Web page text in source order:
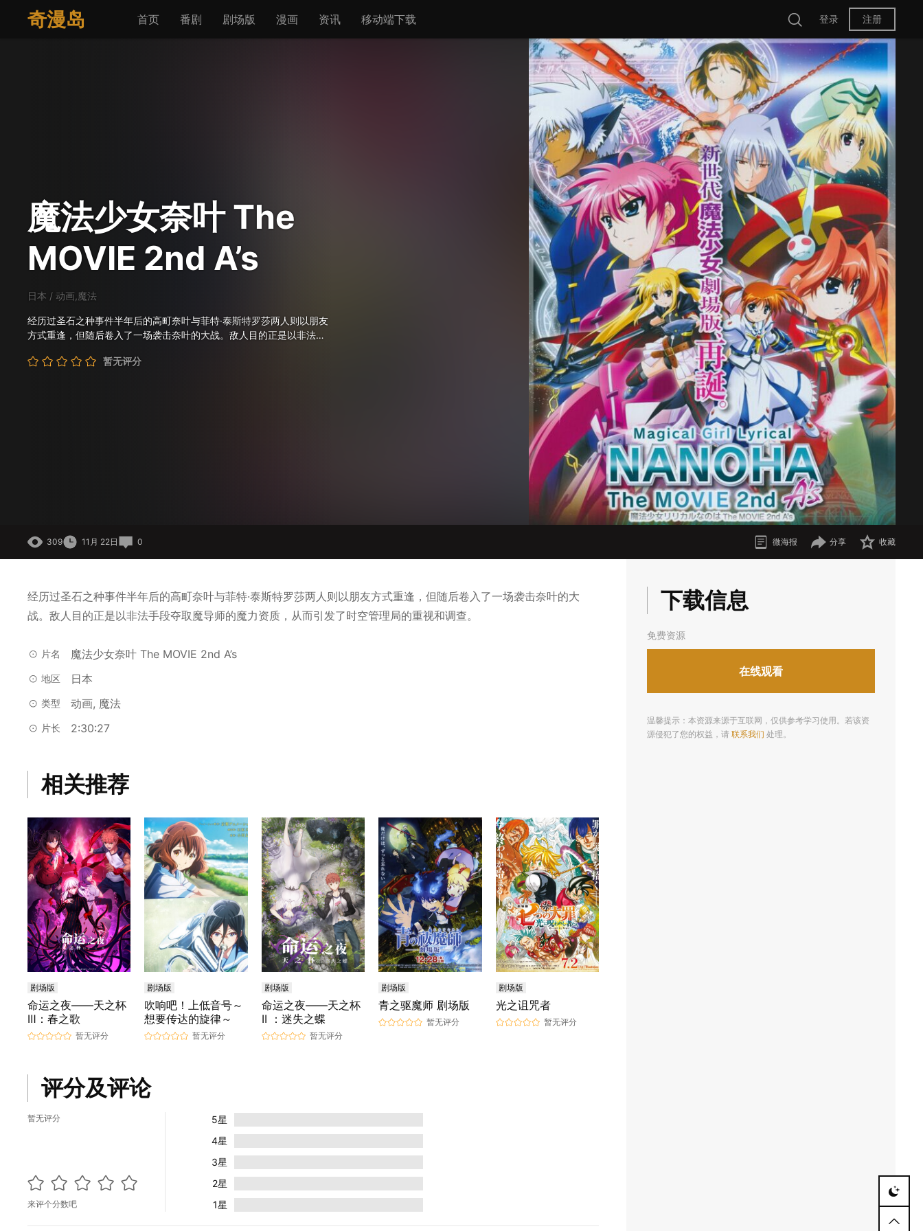
奇漫岛 首页 番剧 剧场版 漫画 资讯 移动端下载 登录 注册
魔法少女奈叶 The
MOVIE 2nd A’s
日本 / 动画,魔法
经历过圣石之种事件半年后的高町奈叶与菲特·泰斯特罗莎两人则以朋友
方式重逢，但随后卷入了一场袭击奈叶的大战。敌人目的正是以非法手
暂无评分
309 11月 22日 0 微海报 分享 收藏
经历过圣石之种事件半年后的高町奈叶与菲特·泰斯特罗莎两人则以朋友方式重逢，但随后卷入了一场袭击奈叶的大
战。敌人目的正是以非法手段夺取魔导师的魔力资质，从而引发了时空管理局的重视和调查。
片名 魔法少女奈叶 The MOVIE 2nd A’s
地区 日本
类型 动画, 魔法
片长 2:30:27
相关推荐
剧场版
命运之夜——天之杯
Ⅲ：春之歌
暂无评分
剧场版
吹响吧！上低音号～
想要传达的旋律～
暂无评分
剧场版
命运之夜——天之杯
II ：迷失之蝶
暂无评分
剧场版
青之驱魔师 剧场版
暂无评分
剧场版
光之诅咒者
暂无评分
评分及评论
暂无评分
来评个分数吧
5星
4星
3星
2星
1星
下载信息
免费资源
在线观看
温馨提示：本资源来源于互联网，仅供参考学习使用。若该资
源侵犯了您的权益，请联系我们 处理。